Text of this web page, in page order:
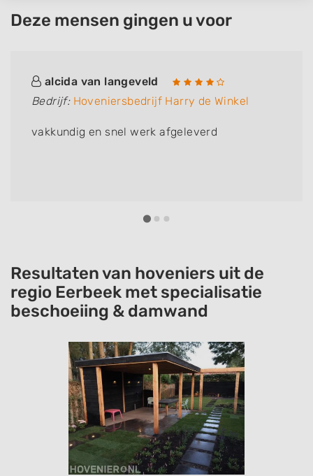
Deze mensen gingen u voor
alcida van langeveld
Bedrijf: Hoveniersbedrijf Harry de Winkel
vakkundig en snel werk afgeleverd
Resultaten van hoveniers uit de
regio Eerbeek met specialisatie
beschoeiing & damwand